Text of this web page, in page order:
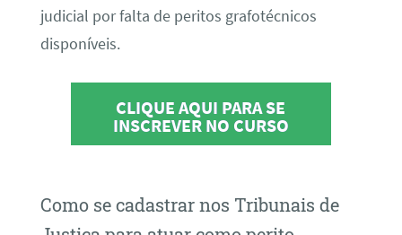
judicial por falta de peritos grafotécnicos
disponíveis.
CLIQUE AQUI PARA SE
INSCREVER NO CURSO
Como se cadastrar nos Tribunais de